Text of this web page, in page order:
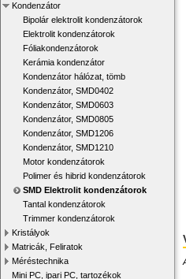
Kondenzátor
Bipolár elektrolit kondenzátorok
Elektrolit kondenzátorok
Fóliakondenzátorok
Kerámia kondenzátor
Kondenzátor hálózat, tömb
Kondenzátor, SMD0402
Kondenzátor, SMD0603
Kondenzátor, SMD0805
Kondenzátor, SMD1206
Kondenzátor, SMD1210
Motor kondenzátorok
Polimer és hibrid kondenzátorok
SMD Elektrolit kondenzátorok
Tantal kondenzátorok
Trimmer kondenzátorok
Kristályok
Matricák, Feliratok
Méréstechnika
Mini PC, ipari PC, tartozékok